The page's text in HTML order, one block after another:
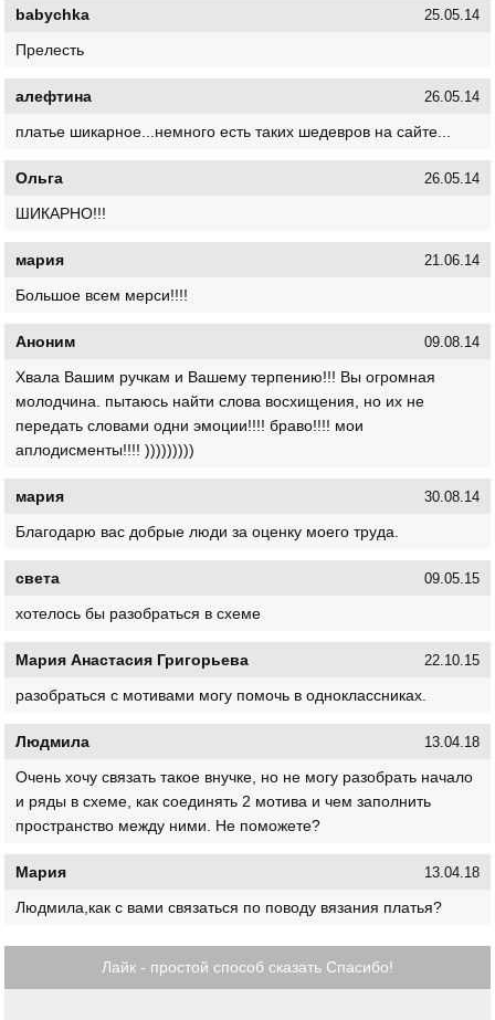
babychka 25.05.14
Прелесть
алефтина 26.05.14
платье шикарное...немного есть таких шедевров на сайте...
Ольга 26.05.14
ШИКАРНО!!!
мария 21.06.14
Большое всем мерси!!!!
Аноним 09.08.14
Хвала Вашим ручкам и Вашему терпению!!! Вы огромная
молодчина. пытаюсь найти слова восхищения, но их не
передать словами одни эмоции!!!! браво!!!! мои
аплодисменты!!!! )))))))))
мария 30.08.14
Благодарю вас добрые люди за оценку моего труда.
света 09.05.15
хотелось бы разобраться в схеме
Мария Анастасия Григорьева 22.10.15
разобраться с мотивами могу помочь в одноклассниках.
Людмила 13.04.18
Очень хочу связать такое внучке, но не могу разобрать начало
и ряды в схеме, как соединять 2 мотива и чем заполнить
пространство между ними. Не поможете?
Мария 13.04.18
Людмила,как с вами связаться по поводу вязания платья?
Лайк - простой способ сказать Спасибо!